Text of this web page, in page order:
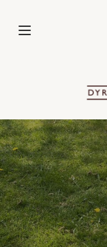
indhold